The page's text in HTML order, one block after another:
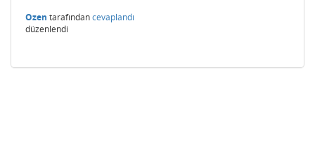
Ozen tarafındancevaplandı
düzenlendi